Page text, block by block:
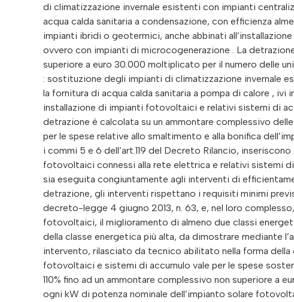
di climatizzazione invernale esistenti con impianti
acqua calda sanitaria a condensazione, con efficienza
impianti ibridi o geotermici, anche abbinati
ovvero con impianti di microcogenerazione . La
superiore a euro 30.000 moltiplicato per il numero delle
: sostituzione degli impianti di climatizzazione invernale
la fornitura di acqua calda sanitaria a pompa di calore ,
installazione di impianti fotovoltaici e relativi sistemi di
detrazione è calcolata su un ammontare complessivo
per le spese relative allo smaltimento e alla bonifica
i commi 5 e 6 dell’art.119 del Decreto Rilancio,
fotovoltaici connessi alla rete elettrica e relativi sistemi
sia eseguita congiuntamente agli interventi di
detrazione, gli interventi rispettano i requisiti minimi
decreto-legge 4 giugno 2013, n. 63, e, nel loro
fotovoltaici, il miglioramento di almeno due classi
della classe energetica più alta, da dimostrare mediante
intervento, rilasciato da tecnico abilitato nella forma
fotovoltaici e sistemi di accumulo vale per le spese
110% fino ad un ammontare complessivo non superiore a
ogni kW di potenza nominale dell’impianto solare